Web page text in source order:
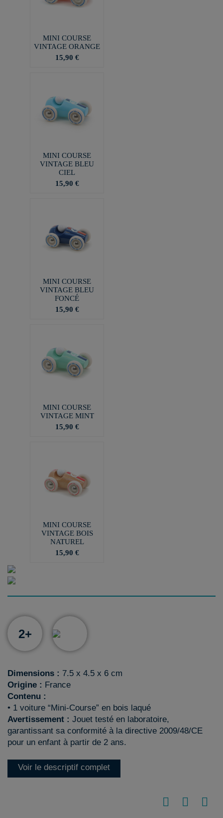
MINI COURSE
VINTAGE ORANGE
15,90 €
MINI COURSE
VINTAGE BLEU
CIEL
15,90 €
MINI COURSE
VINTAGE BLEU
FONCÉ
15,90 €
MINI COURSE
VINTAGE MINT
15,90 €
MINI COURSE
VINTAGE BOIS
NATUREL
15,90 €
2+
Dimensions : 7.5 x 4.5 x 6 cm
Origine : France
Contenu :
• 1 voiture “Mini-Course” en bois laqué
Avertissement : Jouet testé en laboratoire,
garantissant sa conformité à la directive 2009/48/CE
pour un enfant à partir de 2 ans.
Voir le descriptif complet